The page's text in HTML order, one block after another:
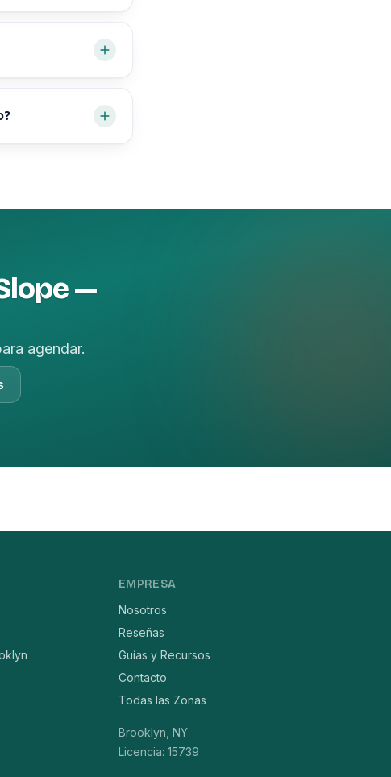
—
agendar.
EMPRESA
Nosotros
Reseñas
Guías y Recursos
Contacto
Todas las Zonas
Brooklyn, NY
Licencia: 15739